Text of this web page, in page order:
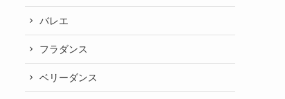
バレエ
フラダンス
ベリーダンス